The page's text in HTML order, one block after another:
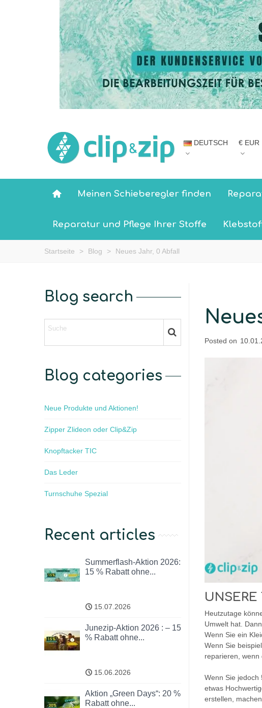
DEUTSCH
€ EUR
Meinen Schieberegler finden
Reparatur und Pflege Ihrer Stoffe
Startseite > Blog > Neues Jahr, 0 Abfall
Blog search
Blog categories
Neue Produkte und Aktionen!
Zipper Zlideon oder Clip&Zip
Knopftacker TIC
Das Leder
Turnschuhe Spezial
Recent articles
Summerflash-Aktion 2026:
15 % Rabatt ohne...
15.07.2026
Junezip-Aktion 2026 : – 15
% Rabatt ohne...
15.06.2026
Aktion „Green Days“: 20 %
Rabatt ohne...
Posted on
Heutzutage
Umwelt hat.
Wenn Sie ein
Wenn Sie
reparieren, wenn
Wenn Sie jedoch
etwas
erstellen,